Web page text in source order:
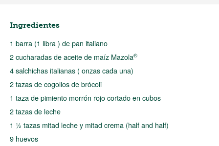
Ingredientes
1 barra (1 libra ) de pan italiano
2 cucharadas de aceite de maíz Mazola®
4 salchichas italianas ( onzas cada una)
2 tazas de cogollos de brócoli
1 taza de pimiento morrón rojo cortado en cubos
2 tazas de leche
1 ½ tazas mitad leche y mitad crema (half and half)
9 huevos